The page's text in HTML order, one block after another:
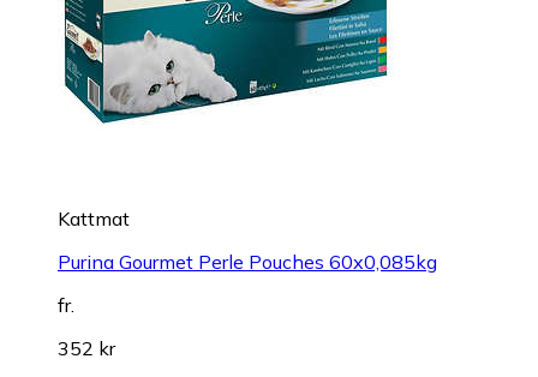
Kattmat
Purina Gourmet Perle Pouches 60x0,085kg
fr.
352 kr